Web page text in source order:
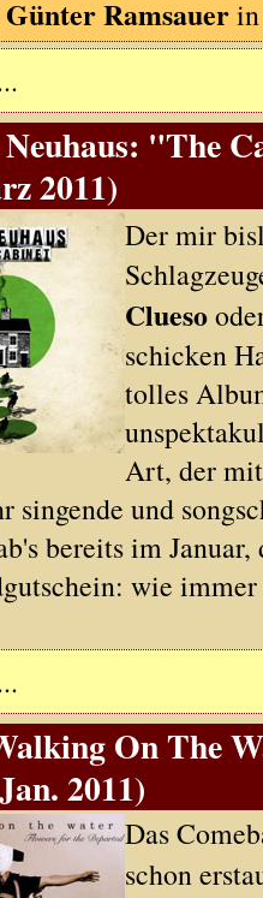
Günter Ramsauer
"The
2011)
Der mir
Clueso
schicken
tolles
Art, der
singende und
bereits im
wie immer
On The
2011)
Das
schon